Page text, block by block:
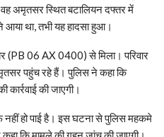
अमृतसर स्थित बटालियन दफ्तर में
आया था, तभी यह हादसा हुआ।
(PB 06 AX 0400) से मिला। परिवार
पहुंच रहे हैं। पुलिस ने कहा कि
की जाएगी।
हो पाई है। इस घटना से पुलिस महकमे